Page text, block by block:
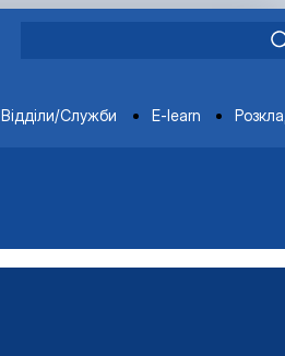
Відділи/Служби E-learn